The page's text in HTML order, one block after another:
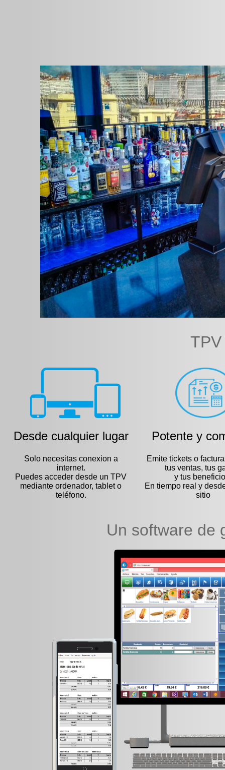
Desde cualquier lugar Potente y
Solo necesitas conexion a
internet.
Puedes acceder desde un TPV
mediante ordenador, tablet o
teléfono.
Emite tickets o
tus ventas, tus
y tus
En tiempo real y
sitio
Un software de